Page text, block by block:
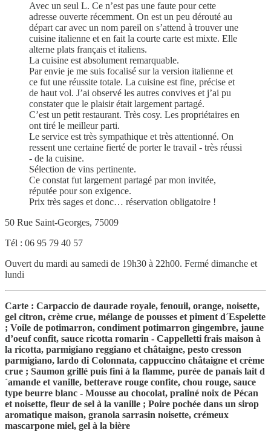
Avec un seul L. Ce n’est pas une faute pour cette
adresse ouverte récemment. On est un peu dérouté au
départ car avec un nom pareil on s’attend à trouver une
cuisine italienne et en fait la courte carte est mixte. Elle
alterne plats français et italiens.
La cuisine est absolument remarquable.
Par envie je me suis focalisé sur la version italienne et
ce fut une réussite totale. La cuisine est fine, précise et
de haut vol. J’ai observé les autres convives et j’ai pu
constater que le plaisir était largement partagé.
C’est un petit restaurant. Très cosy. Les propriétaires en
ont tiré le meilleur parti.
Le service est très sympathique et très attentionné. On
ressent une certaine fierté de porter le travail - très réussi
- de la cuisine.
Sélection de vins pertinente.
Ce constat fut largement partagé par mon invitée,
réputée pour son exigence.
Prix très sages et donc… réservation obligatoire !
50 Rue Saint-Georges, 75009
Tél : 06 95 79 40 57
Ouvert du mardi au samedi de 19h30 à 22h00. Fermé dimanche et
lundi
Carte : Carpaccio de daurade royale, fenouil, orange, noisette,
gel citron, crème crue, mélange de pousses et piment d´Espelette
; Voile de potimarron, condiment potimarron gingembre, jaune
d’oeuf confit, sauce ricotta romarin - Cappelletti frais maison à
la ricotta, parmigiano reggiano et châtaigne, pesto cresson
parmigiano, lardo di Colonnata, cappuccino châtaigne et crème
crue ; Saumon grillé puis fini à la flamme, purée de panais lait d
´amande et vanille, betterave rouge confite, chou rouge, sauce
type beurre blanc - Mousse au chocolat, praliné noix de Pécan
et noisette, fleur de sel à la vanille ; Poire pochée dans un sirop
aromatique maison, granola sarrasin noisette, crémeux
mascarpone miel, gel à la bière